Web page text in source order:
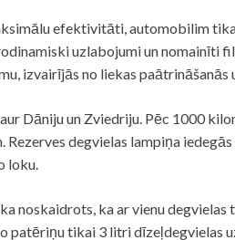
efektivitāti, automobilim
uzlabojumi un nomainīti
izvairījās no liekas
Dāniju un Zviedriju. Pēc 1000
Rezerves degvielas lampiņa
loku.
noskaidrots, ka ar vienu
patēriņu tikai 3 litri dīzeļdegvielas